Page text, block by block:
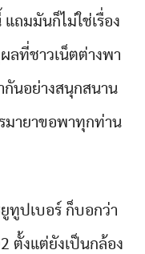
แถมมันก็ไม่ใช่เรื่อง
ลที่ชาวเน็ตต่างพา
กันอย่างสนุกสนาน
มายาขอพาทุกท่าน
ทูปเบอร์ ก็บอกว่า
ตั้งแต่ยังเป็นกล้อง